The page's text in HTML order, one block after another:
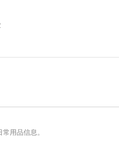
用品信息。